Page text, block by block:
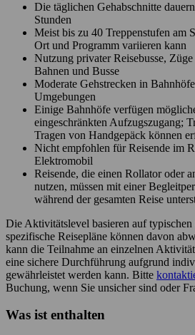
Die täglichen Gehabschnitte
Stunden
Meist bis zu 40 Treppenstufen am
Ort und Programm variieren kann
Nutzung privater Reisebusse,
Bahnen und Busse
Moderate Gehstrecken in
Umgebungen
Einige Bahnhöfe verfügen
eingeschränkten Aufzugszugang;
Tragen von Handgepäck können
Nicht empfohlen für Reisende im
Elektromobil
Reisende, die einen Rollator oder
nutzen, müssen mit einer
während der gesamten Reise
Die Aktivitätslevel basieren auf typischen
spezifische Reisepläne können davon
kann die Teilnahme an einzelnen
eine sichere Durchführung aufgrund
gewährleistet werden kann. Bitte
Buchung, wenn Sie unsicher sind oder
Was ist enthalten